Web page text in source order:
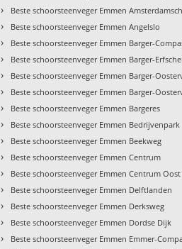
› Beste schoorsteenveger Emmen
› Beste schoorsteenveger Emmen Angelslo
› Beste schoorsteenveger Emmen Barger-
› Beste schoorsteenveger Emmen Barger-
› Beste schoorsteenveger Emmen Barger-
› Beste schoorsteenveger Emmen Barger-
› Beste schoorsteenveger Emmen Bargeres
› Beste schoorsteenveger Emmen Bedrijvenpark
› Beste schoorsteenveger Emmen Beekweg
› Beste schoorsteenveger Emmen Centrum
› Beste schoorsteenveger Emmen Centrum Oost
› Beste schoorsteenveger Emmen Delftlanden
› Beste schoorsteenveger Emmen Derksweg
› Beste schoorsteenveger Emmen Dordse Dijk
› Beste schoorsteenveger Emmen Emmer-